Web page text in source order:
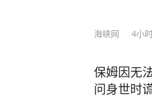
海峡网 4小
保姆因无
问身世时